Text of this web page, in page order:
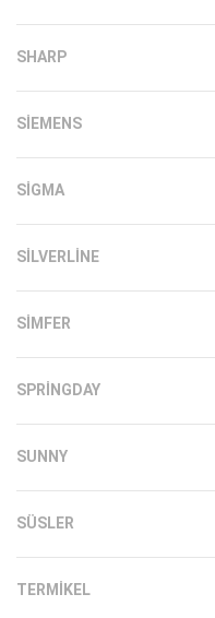
SHARP
SIEMENS
SIGMA
SILVERLINE
SIMFER
SPRINGDAY
SUNNY
SÜSLER
TERMIKEL